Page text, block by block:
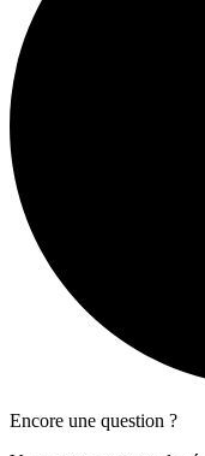
Encore une question ?